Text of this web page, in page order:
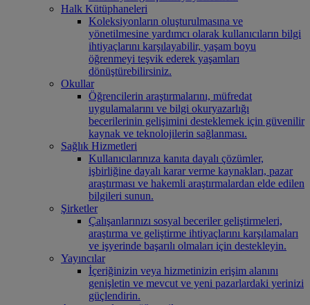
Halk Kütüphaneleri
Koleksiyonların oluşturulmasına ve
yönetilmesine yardımcı olarak kullanıcıların bilgi
ihtiyaçlarını karşılayabilir, yaşam boyu
öğrenmeyi teşvik ederek yaşamları
dönüştürebilirsiniz.
Okullar
Öğrencilerin araştırmalarını, müfredat
uygulamalarını ve bilgi okuryazarlığı
becerilerinin gelişimini desteklemek için güvenilir
kaynak ve teknolojilerin sağlanması.
Sağlık Hizmetleri
Kullanıcılarınıza kanıta dayalı çözümler,
işbirliğine dayalı karar verme kaynakları, pazar
araştırması ve hakemli araştırmalardan elde edilen
bilgileri sunun.
Şirketler
Çalışanlarınızı sosyal beceriler geliştirmeleri,
araştırma ve geliştirme ihtiyaçlarını karşılamaları
ve işyerinde başarılı olmaları için destekleyin.
Yayıncılar
İçeriğinizin veya hizmetinizin erişim alanını
genişletin ve mevcut ve yeni pazarlardaki yerinizi
güçlendirin.